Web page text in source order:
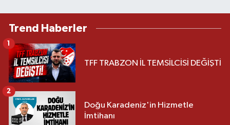
Trend Haberler
TFF TRABZON İL TEMSİLCİSİ DEĞİŞTİ
1
Doğu Karadeniz'in Hizmetle
İmtihanı
2